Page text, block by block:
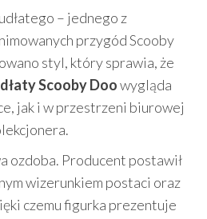
– jednego z
przygód Scooby
styl, który sprawia, że
Scooby Doowygląda
jak i w przestrzeni biurowej
ozdoba. Producent postawił
wizerunkiem postaci oraz
czemu figurka prezentuje